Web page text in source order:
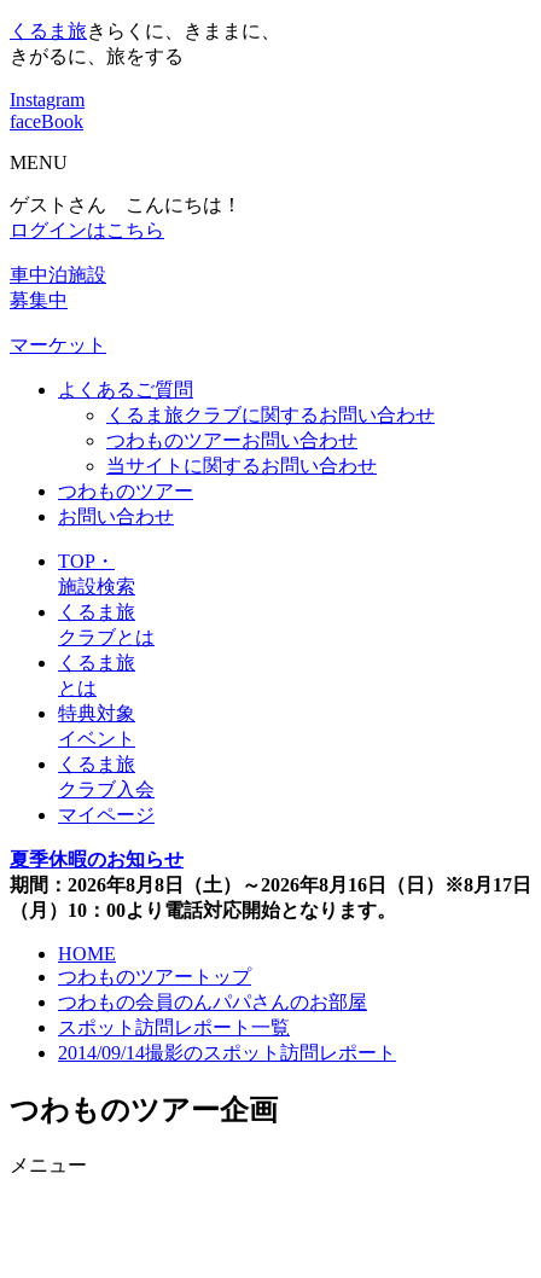
くるま旅きらくに、きままに、
きがるに、旅をする
Instagram
faceBook
MENU
ゲストさん こんにちは！
ログインはこちら
車中泊施設
募集中
マーケット
よくあるご質問
くるま旅クラブに関するお問い合わせ
つわものツアーお問い合わせ
当サイトに関するお問い合わせ
つわものツアー
お問い合わせ
TOP・
施設検索
くるま旅
クラブとは
くるま旅
とは
特典対象
イベント
くるま旅
クラブ入会
マイページ
夏季休暇のお知らせ
期間：2026年8月8日（土）～2026年8月16日（日）※8月17日
（月）10：00より電話対応開始となります。
HOME
つわものツアートップ
つわもの会員のんパパさんのお部屋
スポット訪問レポート一覧
2014/09/14撮影のスポット訪問レポート
つわものツアー企画
メニュー